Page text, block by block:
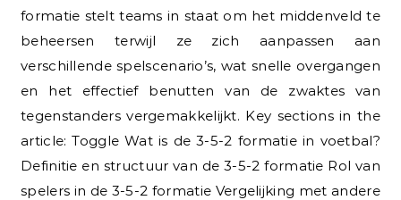
formatie stelt teams in staat om het middenveld te
beheersen terwijl ze zich aanpassen aan
verschillende spelscenario’s, wat snelle overgangen
en het effectief benutten van de zwaktes van
tegenstanders vergemakkelijkt. Key sections in the
article: Toggle Wat is de 3-5-2 formatie in voetbal?
Definitie en structuur van de 3-5-2 formatie Rol van
spelers in de 3-5-2 formatie Vergelijking met andere